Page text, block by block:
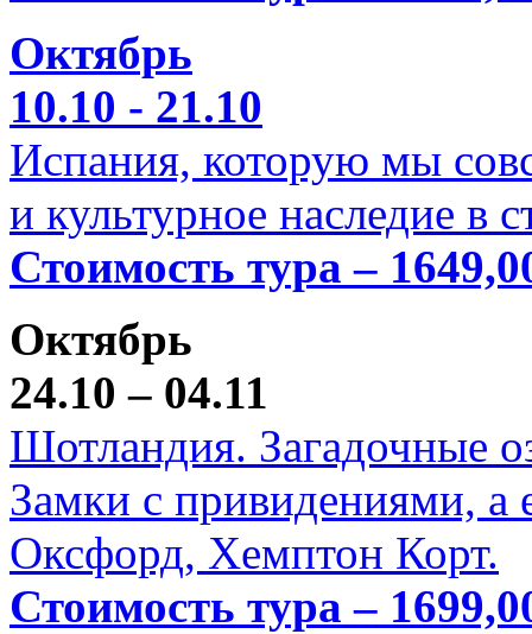
Октябрь
10.10 - 21.10
Испания, которую мы
и культурное наследие в
Стоимость тура –
Октябрь
24.10 – 04.11
Шотландия. Загадочные
Замки с привидениями,
Оксфорд, Хемптон Корт.
Стоимость тура –